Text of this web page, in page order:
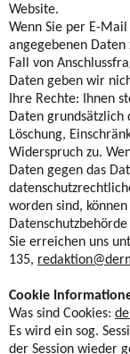
Website.
Wenn Sie per E-
angegebenen
Fall von
Daten geben wir
Ihre Rechte: Ihnen
Daten grundsätzlich
Löschung,
Widerspruch zu.
Daten gegen das
worden sind,
Sie erreichen uns
135,
Cookie
Was sind Cookies:
Es wird ein sog.
der Session wieder